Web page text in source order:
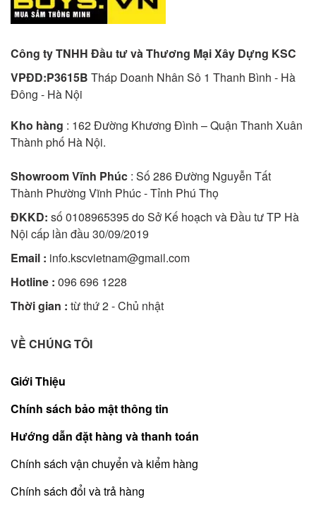
Công ty TNHH Đầu tư và Thương Mại Xây Dựng KSC
VPĐD:P3615B Tháp Doanh Nhân Sô 1 Thanh Bình - Hà
Đông - Hà Nội
Kho hàng : 162 Đường Khương Đình – Quận Thanh Xuân
Thành phố Hà Nội.
Showroom Vĩnh Phúc : Số 286 Đường Nguyễn Tất
Thành Phường Vĩnh Phúc - Tỉnh Phú Thọ
ĐKKD: số 0108965395 do Sở Kế hoạch và Đầu tư TP Hà
Nội cấp lần đầu 30/09/2019
Email : info.kscvietnam@gmail.com
Hotline : 096 696 1228
Thời gian : từ thứ 2 - Chủ nhật
VỀ CHÚNG TÔI
Giới Thiệu
Chính sách bảo mật thông tin
Hướng dẫn đặt hàng và thanh toán
Chính sách vận chuyển và kiểm hàng
Chính sách đổi và trả hàng